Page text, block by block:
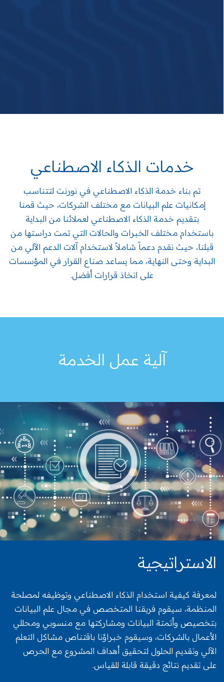
خدمات الذكاء الاصطناعي
تم بناء خدمة الذكاء الاصطناعي في نورنت لتتناسب
إمكانيات علم البيانات مع مختلف الشركات، حيث قمنا
بتقديم خدمة الذكاء الاصطناعي لعملائنا من البداية
باستخدام مختلف الخبرات والحالات التي تمت دراستها من
قبلنا، حيث نقدم دعماً شاملاً لاستخدام آلات الدعم الآلي من
البداية وحتى النهاية، مما يساعد صناع القرار في المؤسسات
على اتخاذ قرارات أفضل.
آلية عمل الخدمة
الاستراتيجية
لمعرفة كيفية استخدام الذكاء الاصطناعي وتوظيفه لمصلحة
المنظمة، سيقوم فريقنا المتخصص في مجال علم البيانات
بتخصيص وأتمتة البيانات ومشاركتها مع منسوبي ومحللي
الأعمال بالشركات، وسيقوم خبراؤنا باقتناص مشاكل التعلم
الآلي وتقديم الحلول لتحقيق أهداف المشروع مع الحرص
على تقديم نتائج دقيقة قابلة للقياس.